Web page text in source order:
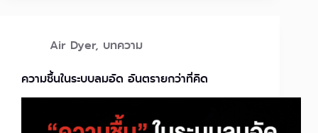
Air Dyer, บทความ
ความชื้นในระบบลมอัด อันตรายกว่าที่คิด